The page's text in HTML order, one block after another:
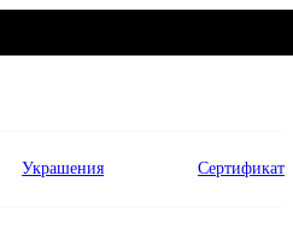
Украшения Сертификат